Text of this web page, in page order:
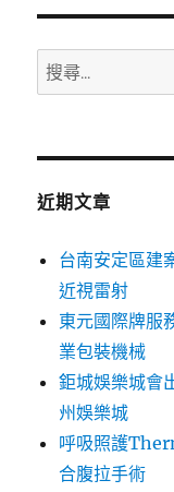
章:
搜
尋
鍵
近期文章
台南安定區建
近視雷射
東元國際牌服
業包裝機械
鉅城娛樂城會
州娛樂城
呼吸照護
合腹拉手術